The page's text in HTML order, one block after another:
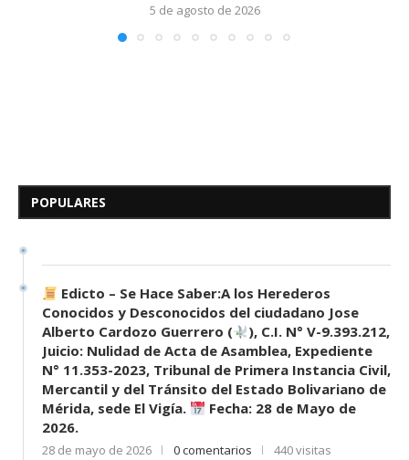
5 de agosto de 2026
POPULARESDesconocidos del...
Edicto – Se Hace Saber:A los Herederos
Conocidos y Desconocidos del ciudadano Jose
Alberto Cardozo Guerrero (
), C.I. N° V-9.393.212,
Juicio: Nulidad de Acta de Asamblea, Expediente
N° 11.353-2023, Tribunal de Primera Instancia Civil,
Mercantil y del Tránsito del Estado Bolivariano de
Mérida, sede El Vigía.
Fecha: 28 de Mayo de
2026.
28 de mayo de 2026 0 comentarios 440 visitas